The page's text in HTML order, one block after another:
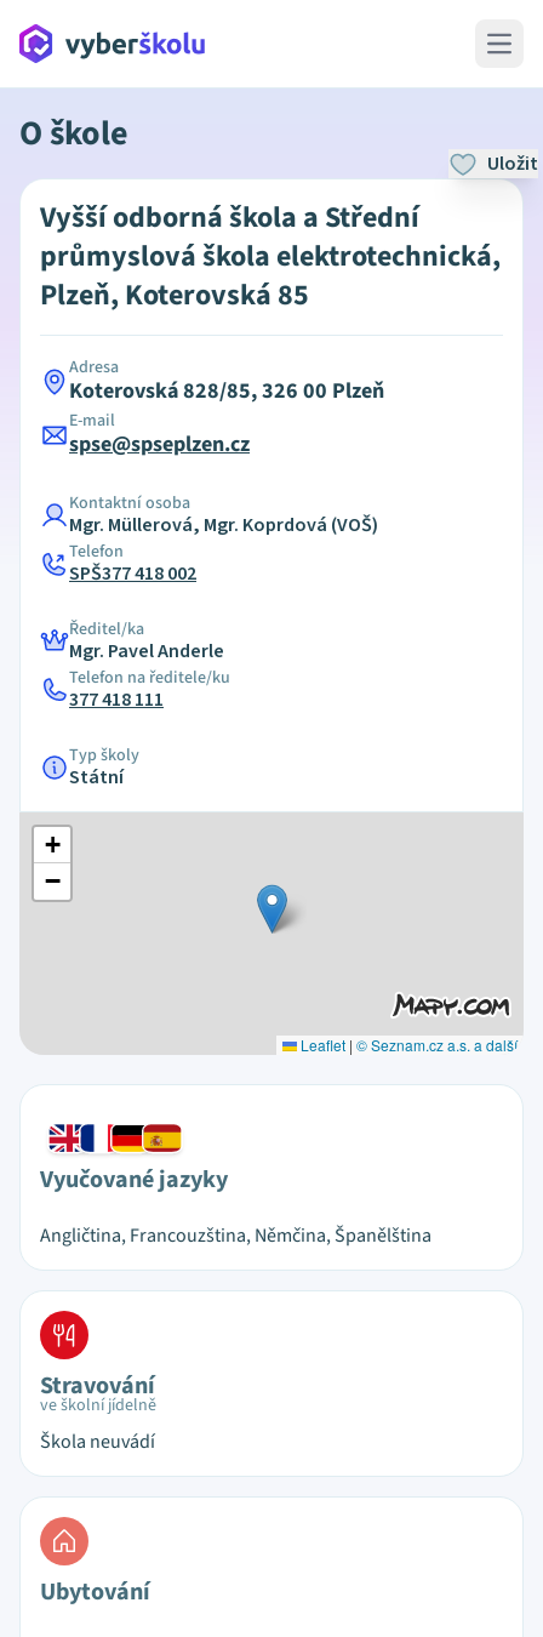
Open
O škole
Uložit
Vyšší odborná škola a Střední
průmyslová škola elektrotechnická,
Plzeň, Koterovská 85
Adresa
Koterovská 828/85, 326 00 Plzeň
E-mail
spse@spseplzen.cz
Kontaktní osoba
Mgr. Müllerová, Mgr. Koprdová (VOŠ)
Telefon
SPŠ377 418 002
Ředitel/ka
Mgr. Pavel Anderle
Telefon na ředitele/ku
377 418 111
Typ školy
Státní
+
−
Leaflet | © Seznam.cz a.s. a další
Vyučované jazyky
Angličtina, Francouzština, Němčina, Španělština
Stravování
ve školní jídelně
Škola neuvádí
Ubytování